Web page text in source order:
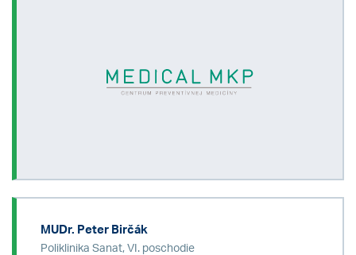
MUDr. Peter Birčák
Poliklinika Sanat, VI. poschodie